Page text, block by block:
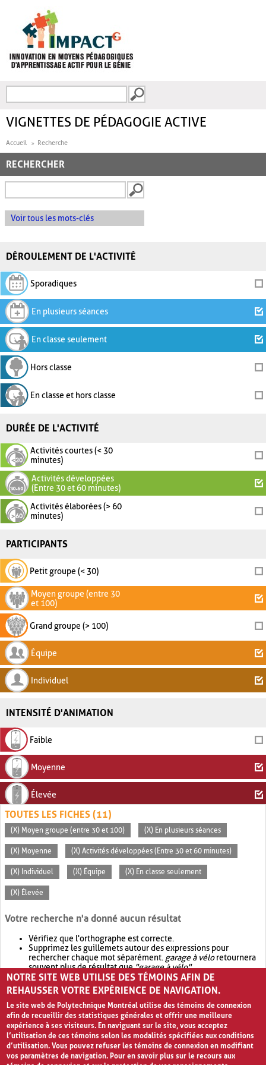
FORMULAIRE DE
VIGNETTES DE PÉDAGOGIE ACTIVE
Accueil Recherche
RECHERCHER
Voir tous les mots-clés
DÉROULEMENT DE L'ACTIVITÉ
Sporadiques
En plusieurs séances
En classe seulement
Hors classe
En classe et hors classe
DURÉE DE L'ACTIVITÉ
Activités courtes (< 30
minutes)
Activités développées
(Entre 30 et 60 minutes)
Activités élaborées (> 60
minutes)
PARTICIPANTS
Petit groupe (< 30)
Moyen groupe (entre 30
et 100)
Grand groupe (> 100)
Équipe
Individuel
INTENSITÉ D'ANIMATION
Faible
Moyenne
Élevée
TOUTES LES FICHES (11)
(X) Moyen groupe (entre 30 et 100) (X) En plusieurs séances
(X) Moyenne (X) Activités développées (Entre 30 et 60 minutes)
(X) Individuel (X) Équipe (X) En classe seulement
(X) Élevée
Votre recherche n'a donné aucun résultat
Vérifiez que l'orthographe est correcte.
Supprimez les guillemets autour des expressions pour
rechercher chaque mot séparément. garage à véloretournera
souvent plus de résultat que"garage à vélo".
Envisagez d'élargir votre recherche avec OR.garage OR vélo
retournera souvent plus de résultat quegarage à vélo
NOTRE SITE WEB UTILISE DES TÉMOINS AFIN DE
REHAUSSER VOTRE EXPÉRIENCE DE NAVIGATION.
Le site web de Polytechnique Montréal utilise des témoins de connexion
afin de recueillir des statistiques générales et offrir une meilleure
expérience à ses visiteurs. En naviguant sur le site, vous acceptez
l’utilisation de ces témoins selon les modalités spécifiées aux conditions
d’utilisation. Vous pouvez refuser les témoins de connexion en modifiant
vos paramètres de navigation. Pour en savoir plus sur le recours aux